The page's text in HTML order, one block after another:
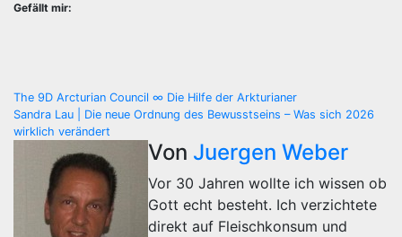
Gefällt mir:
Beitragsnavigation
The 9D Arcturian Council ∞ Die Hilfe der Arkturianer
Sandra Lau | Die neue Ordnung des Bewusstseins – Was sich 2026
wirklich verändert
Von Juergen Weber
Vor 30 Jahren wollte ich wissen ob
Gott echt besteht. Ich verzichtete
direkt auf Fleischkonsum und